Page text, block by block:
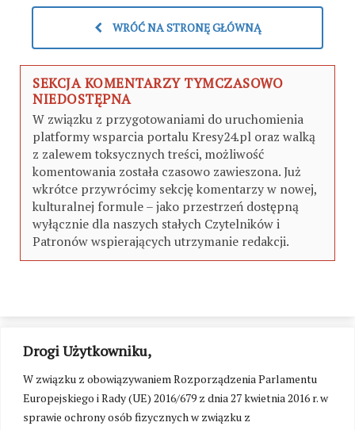
Drogi Użytkowniku,
W związku z obowiązywaniem Rozporządzenia Parlamentu
Europejskiego i Rady (UE) 2016/679 z dnia 27 kwietnia 2016 r. w
sprawie ochrony osób fizycznych w związku z
WRÓĆ NA STRONĘ GŁÓWNĄ
SEKCJA KOMENTARZY TYMCZASOWO
NIEDOSTĘPNA
W związku z przygotowaniami do uruchomienia
platformy wsparcia portalu Kresy24.pl oraz walką
z zalewem toksycznych treści, możliwość
komentowania została czasowo zawieszona. Już
wkrótce przywrócimy sekcję komentarzy w nowej,
kulturalnej formule – jako przestrzeń dostępną
wyłącznie dla naszych stałych Czytelników i
Patronów wspierających utrzymanie redakcji.